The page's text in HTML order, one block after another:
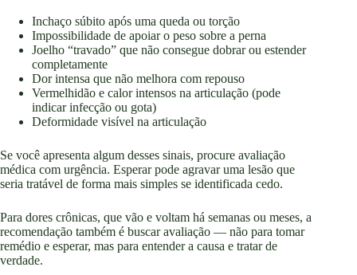
Inchaço súbito após uma queda ou torção
Impossibilidade de apoiar o peso sobre a perna
Joelho “travado” que não consegue dobrar ou estender
completamente
Dor intensa que não melhora com repouso
Vermelhidão e calor intensos na articulação (pode
indicar infecção ou gota)
Deformidade visível na articulação
Se você apresenta algum desses sinais, procure avaliação
médica com urgência. Esperar pode agravar uma lesão que
seria tratável de forma mais simples se identificada cedo.
Para dores crônicas, que vão e voltam há semanas ou meses, a
recomendação também é buscar avaliação — não para tomar
remédio e esperar, mas para entender a causa e tratar de
verdade.